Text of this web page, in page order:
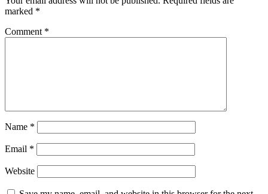
marked *
Comment *
Name *
Email *
Website